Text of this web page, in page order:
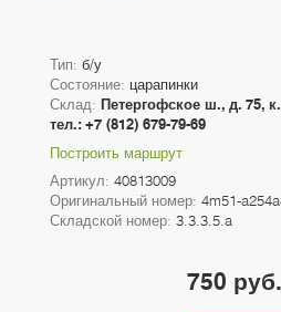
Тип: б/у
Состояние: царапинки
Склад: Петергофское ш., д. 75,
тел.: +7 (812) 679-79-69
Построить маршрут
Артикул: 40813009
Оригинальный номер: 4m51-
Складской номер: 3.3.3.5.a
750 руб.